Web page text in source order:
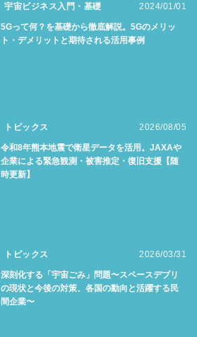
宇宙ビジネス入門・基礎 2024/01/01
5Gって何？を基礎から徹底解説。5Gのメリッ
ト・デメリットと期待される活用事例
トピックス 2026/08/05
令和8年熊本地震で衛星データを活用。JAXAや
企業による緊急観測・被害推定・復旧支援【随
時更新】
トピックス 2026/03/31
深刻化する「宇宙ごみ」問題〜スペースデブリ
の現状と今後の対策、各国の動向と活躍する民
間企業〜